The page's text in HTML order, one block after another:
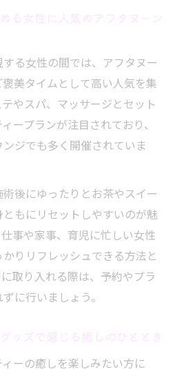
る女性の間では、アフタヌー
美タイムとして高い人気を集
やスパ、マッサージとセット
ープランが注目されており、
ジでも多く開催されていま
後にゆったりとお茶やスイー
もにリセットしやすいのが魅
事や家事、育児に忙しい女性
りリフレッシュできる方法と
取り入れる際は、予約やプラ
に行いましょう。
ーの癒しを楽しみたい方に